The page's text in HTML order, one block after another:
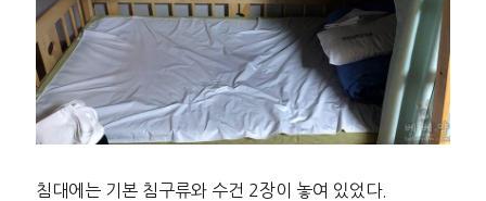
침대에는 기본 침구류와 수건 2장이 놓여 있었다.